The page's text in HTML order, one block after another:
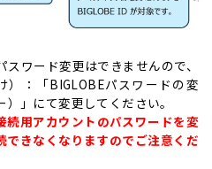
ワード変更はできませんので、
）：「BIGLOBEパスワードの変
」にて変更してください。
用アカウントのパスワードを変
できなくなりますのでご注意くだ